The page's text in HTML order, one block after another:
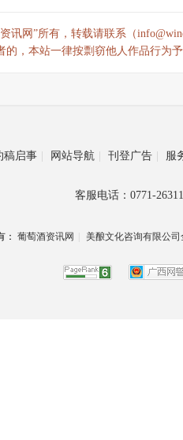
讯网”所有，转载请联系（
的，本站一律按剽窃他人作品行为
稿启事 网站导航 刊登广告 服
客服电话：0771-
： 葡萄酒资讯网 美酿文化咨询有限公司